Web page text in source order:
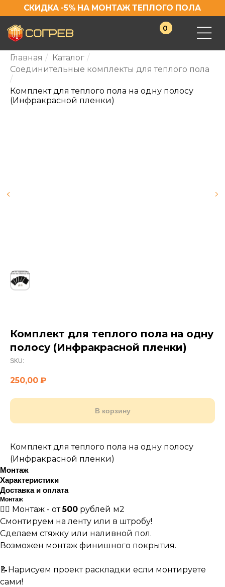
СКИДКА -5% НА МОНТАЖ ТЕПЛОГО ПОЛА
Главная / Каталог /
Соединительные комплекты для теплого пола
/
Комплект для теплого пола на одну полосу
(Инфракрасной пленки)
Комплект для теплого пола на одну
полосу (Инфракрасной пленки)
SKU:
250,00 ₽
В корзину
Комплект для теплого пола на одну полосу
(Инфракрасной пленки)
Монтаж
Характеристики
Доставка и оплата
Монтаж
👷‍♀️ Монтаж - от500 рублей м2
Смонтируем на ленту или в штробу!
Сделаем стяжку или наливной пол.
Возможен монтаж финишного покрытия.
📝Нарисуем проект раскладки если монтируете
сами!